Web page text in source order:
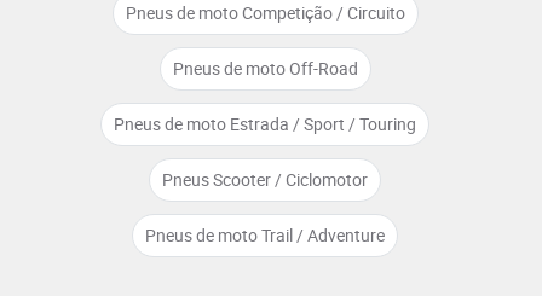
Pneus de moto Competição / Circuito
Pneus de moto Off-Road
Pneus de moto Estrada / Sport / Touring
Pneus Scooter / Ciclomotor
Pneus de moto Trail / Adventure